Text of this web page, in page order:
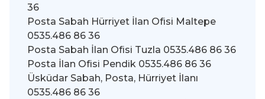
36
Posta Sabah Hürriyet İlan Ofisi Maltepe
0535.486 86 36
Posta Sabah İlan Ofisi Tuzla 0535.486 86 36
Posta İlan Ofisi Pendik 0535.486 86 36
Üsküdar Sabah, Posta, Hürriyet İlanı
0535.486 86 36